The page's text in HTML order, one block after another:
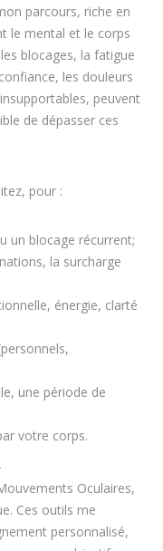
parcours, riche en
le mental et le corps
blocages, la fatigue
les douleurs
peuvent
de dépasser ces
pour :
un blocage récurrent;
la surcharge
énergie, clarté
une période de
votre corps.
Oculaires,
Ces outils me
personnalisé,